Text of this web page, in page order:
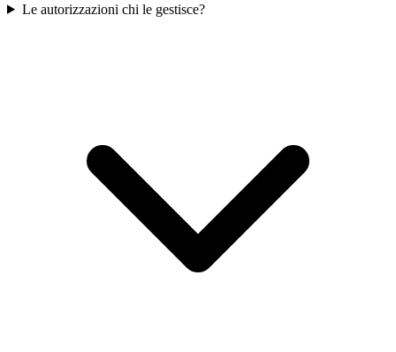
Le autorizzazioni chi le gestisce?